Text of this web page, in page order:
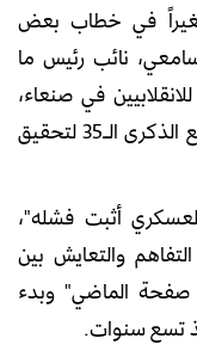
في خطاب بعض
نائب رئيس ما
في صنعاء،
، تزامناً مع الذكرى الـ35 لتحقيق
أثبت فشله"،
والتعايش بين
صفحة الماضي" وبدء
تسع سنوات.